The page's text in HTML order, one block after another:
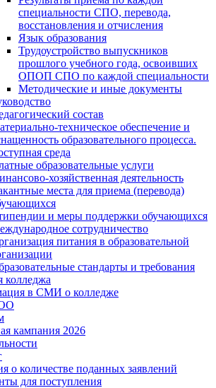
специальности СПО, перевода,
восстановления и отчисления
Язык образования
Трудоустройство выпускников
прошлого учебного года, освоивших
ОПОП СПО по каждой специальности
Методические и иные документы
состав
техническое обеспечение и
образовательного процесса.
среда
образовательные услуги
хозяйственная деятельность
места для приема (перевода)
и меры поддержки обучающихся
сотрудничество
питания в образовательной
стандарты и требования
колледжа
в СМИ о колледже
кампания 2026
о количестве поданных заявлений
для поступления